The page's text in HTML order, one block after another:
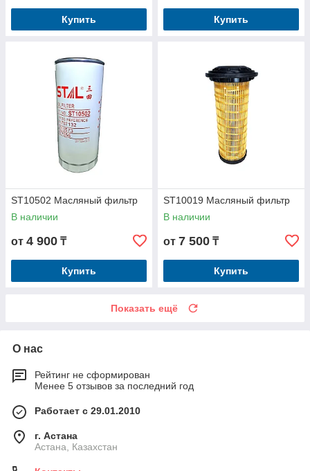
Купить Купить
ST10502 Масляный фильтр
В наличии
от 4 900 ₸
Купить
ST10019 Масляный фильтр
В наличии
от 7 500 ₸
Купить
Показать ещё
О нас
Рейтинг не сформирован
Менее 5 отзывов за последний год
Работает с 29.01.2010
г. Астана
Астана, Казахстан